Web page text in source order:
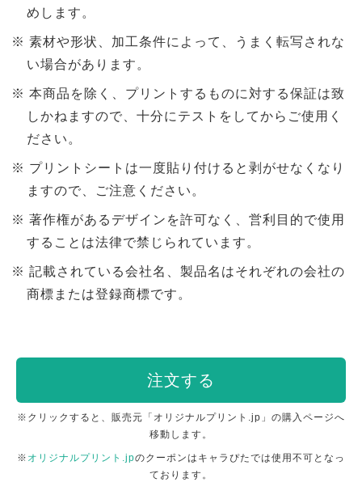
めします。
素材や形状、加工条件によって、うまく転写されな
い場合があります。
本商品を除く、プリントするものに対する保証は致
しかねますので、十分にテストをしてからご使用く
ださい。
プリントシートは一度貼り付けると剥がせなくなり
ますので、ご注意ください。
著作権があるデザインを許可なく、営利目的で使用
することは法律で禁じられています。
記載されている会社名、製品名はそれぞれの会社の
商標または登録商標です。
注文する
※クリックすると、販売元「オリジナルプリント.jp」の購入ページへ
移動します。
※ オリジナルプリント.jpのクーポンはキャラぴたでは使用不可となっ
ております。